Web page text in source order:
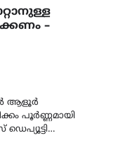
–
ആളൂർ
പൂർണ്ണമായി